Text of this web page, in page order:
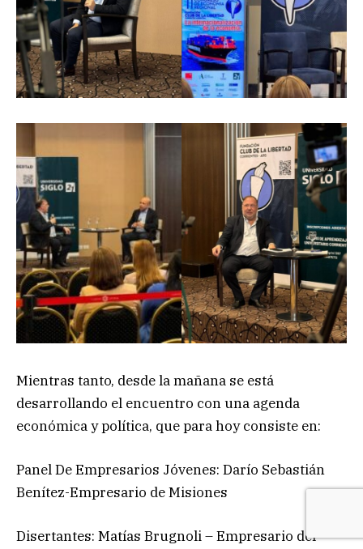
Mientras tanto, desde la mañana se está
desarrollando el encuentro con una agenda
económica y política, que para hoy consiste en:
Panel De Empresarios Jóvenes: Darío Sebastián
Benítez-Empresario de Misiones
Disertantes: Matías Brugnoli – Empresario del